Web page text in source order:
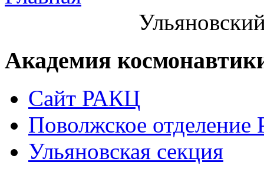
Академия
Сайт РАКЦ
Поволжское
Ульяновская секция